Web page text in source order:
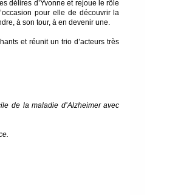
délires d’Yvonne et rejoue le rôle
pour elle de découvrir la
à son tour, à en devenir une.
et réunit un trio d’acteurs très
de la maladie d’Alzheimer avec